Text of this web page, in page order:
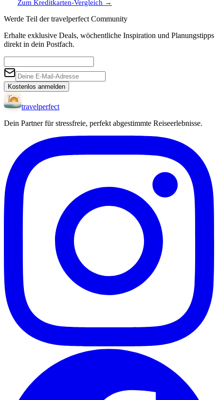
Zum Kreditkarten-Vergleich →
Werde Teil der travelperfect Community
Erhalte exklusive Deals, wöchentliche Inspiration und Planungstipps
direkt in dein Postfach.
Kostenlos anmelden
travelperfect
Dein Partner für stressfreie, perfekt abgestimmte Reiseerlebnisse.